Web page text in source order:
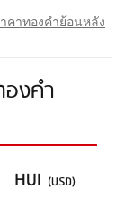
คาทองคำย้อนหลัง
งคำ
HUI (USD)